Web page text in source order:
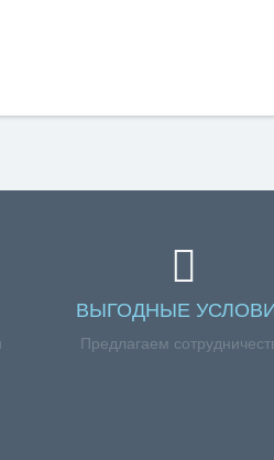
ВЫГОДНЫЕ
Предлагаем